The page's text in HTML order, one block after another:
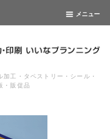
メニュー
工・タペストリー・シール・
・販促品